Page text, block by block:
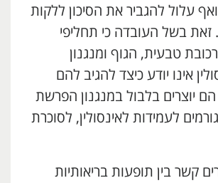
עלול להגביר את הסיכון ללקות
. זאת בשל העובדה כי תחליפי
טבעית, הגוף ומנגנון
אינו יודע כיצד להגיב להם
הם יוצרים בלבול במנגנון הפרשת
לעמידות לאינסולין, לסוכרת
קשר בין תופעות בריאותיות